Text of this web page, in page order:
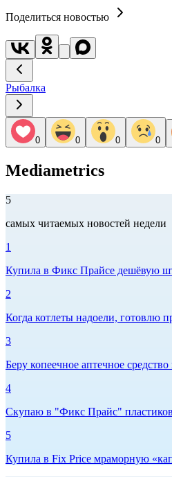
Поделиться новостью
Рыбалка
0 0 0 0
Mediametrics
5
самых читаемых новостей недели
1
Купила в Фикс Прайсе дешёвую
2
Когда котлеты надоели, готовлю
3
Беру копеечное аптечное
4
Скупаю в "Фикс Прайс"
5
Купила в Fix Price мраморную